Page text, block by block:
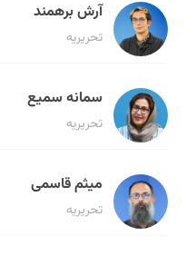
آرش برهمند
تحریریه
سمانه سمیع
تحریریه
میثم قاسمی
تحریریه